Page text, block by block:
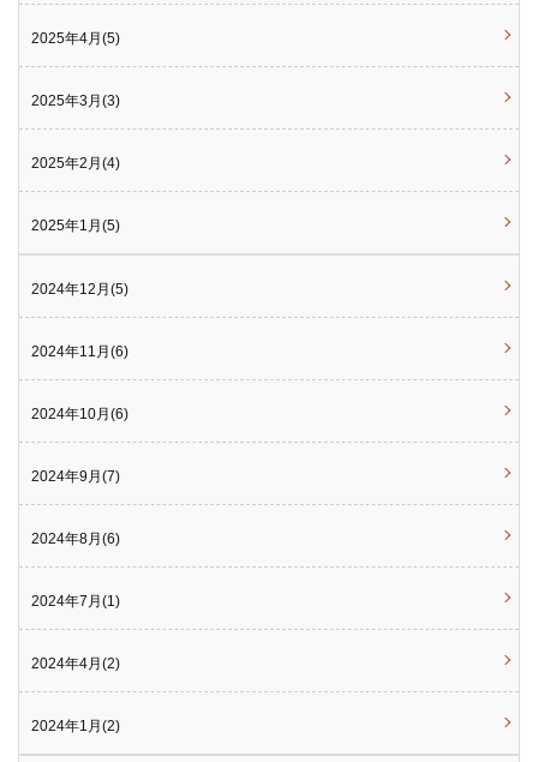
2025年4月(5)
2025年3月(3)
2025年2月(4)
2025年1月(5)
2024年12月(5)
2024年11月(6)
2024年10月(6)
2024年9月(7)
2024年8月(6)
2024年7月(1)
2024年4月(2)
2024年1月(2)